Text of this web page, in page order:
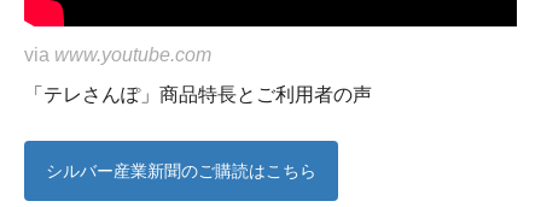
via www.youtube.com
「テレさんぽ」商品特長とご利用者の声
シルバー産業新聞のご購読はこちら